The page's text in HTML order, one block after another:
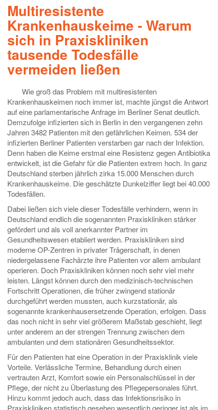
Multiresistente
Krankenhauskeime - Warum
sich in Praxiskliniken
tausende Todesfälle
vermeiden ließen
Wie groß das Problem mit multiresistenten
Krankenhauskeimen noch immer ist, machte jüngst die Antwort
auf eine parlamentarische Anfrage im Berliner Senat deutlich.
Demzufolge infizierten sich in Berlin in den vergangenen zehn
Jahren 3482 Patienten mit den gefährlichen Keimen. 534 der
infizierten Berliner Patienten verstarben gar nach der Infektion.
Denn haben die Keime erstmal eine Resistenz gegen Antibiotika
entwickelt, ist die Gefahr für die Patienten extrem hoch. In ganz
Deutschland sterben jährlich zirka 15.000 Menschen durch
Krankenhauskeime. Die geschätzte Dunkelziffer liegt bei 40.000
Todesfällen.
Dabei ließen sich viele dieser Todesfälle verhindern, wenn in
Deutschland endlich die sogenannten Praxiskliniken stärker
gefördert und als voll anerkannter Partner im
Gesundheitswesen etabliert werden. Praxiskliniken sind
moderne OP-Zentren in privater Trägerschaft, in denen
niedergelassene Fachärzte ihre Patienten vor allem ambulant
operieren. Doch Praxiskliniken können noch sehr viel mehr
leisten. Längst können durch den medizinisch-technischen
Fortschritt Operationen, die früher zwingend stationär
durchgeführt werden mussten, auch kurzstationär, als
sogenannte krankenhausersetzende Operation, erfolgen. Dass
das noch nicht in sehr viel größerem Maßstab geschieht, liegt
unter anderem an der strengen Trennung zwischen dem
ambulanten und dem stationären Gesundheitssektor.
Für den Patienten hat eine Operation in der Praxisklinik viele
Vorteile. Verlässliche Termine, Behandlung durch einen
vertrauten Arzt, Komfort sowie ein Personalschlüssel in der
Pflege, der nicht zu Überlastung des Pflegepersonales führt.
Hinzu kommt jedoch auch, dass das Infektionsrisiko in
Praxiskliniken statistisch gesehen wesentlich geringer ist als im